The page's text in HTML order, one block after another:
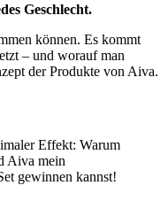
Geschlecht.
können. Es kommt
– und worauf man
der Produkte von Aiva.